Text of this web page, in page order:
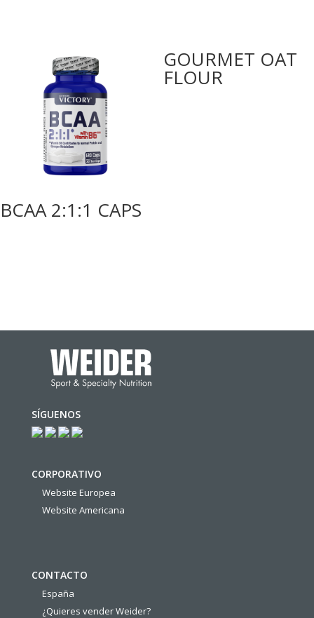
BCAA 2:1:1 CAPS
GOURMET OAT
FLOUR
SÍGUENOS
CORPORATIVO
Website Europea
Website Americana
CONTACTO
España
¿Quieres vender Weider?